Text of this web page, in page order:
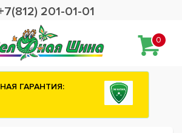
201-01-01
0
Сashback 2500
шины ATTAR